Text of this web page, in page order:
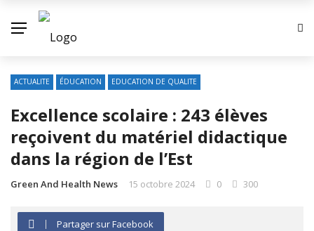
ACTUALITE ÉDUCATION EDUCATION DE QUALITE
Excellence scolaire : 243 élèves
reçoivent du matériel didactique
dans la région de l’Est
Green And Health News 15 octobre 2024 0 300
Partager sur Facebook